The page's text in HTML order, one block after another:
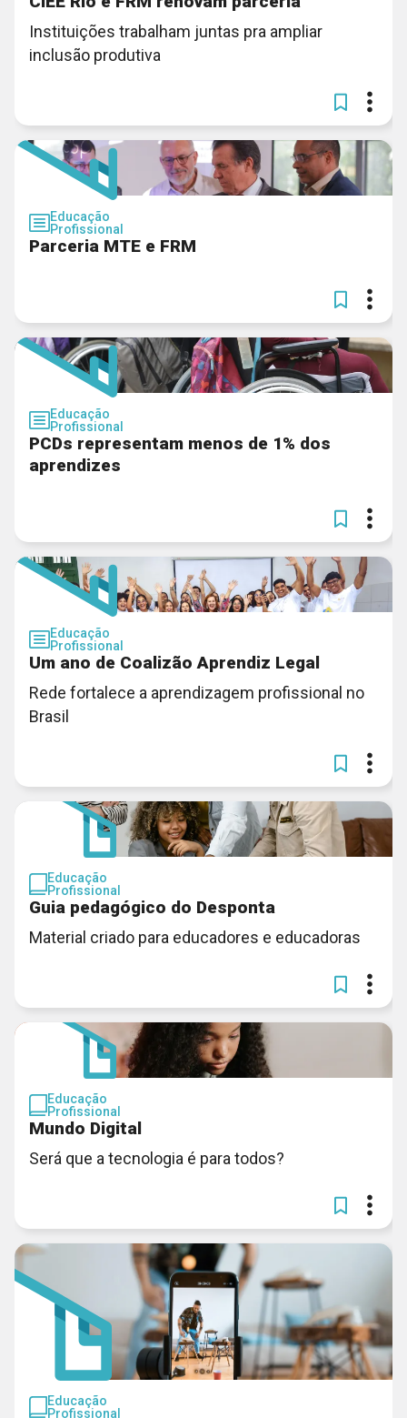
Instituições trabalham juntas pra ampliar
inclusão produtiva
Educação
Profissional
Parceria MTE e FRM
Educação
Profissional
PCDs representam menos de 1% dos
aprendizes
Educação
Profissional
Um ano de Coalizão Aprendiz Legal
Rede fortalece a aprendizagem profissional no
Brasil
Educação
Profissional
Guia pedagógico do Desponta
Material criado para educadores e educadoras
Educação
Profissional
Mundo Digital
Será que a tecnologia é para todos?
Educação
Profissional